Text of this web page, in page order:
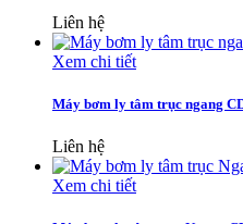
Liên hệ
Xem chi tiết
Máy bơm ly tâm trục ngang
Liên hệ
Xem chi tiết